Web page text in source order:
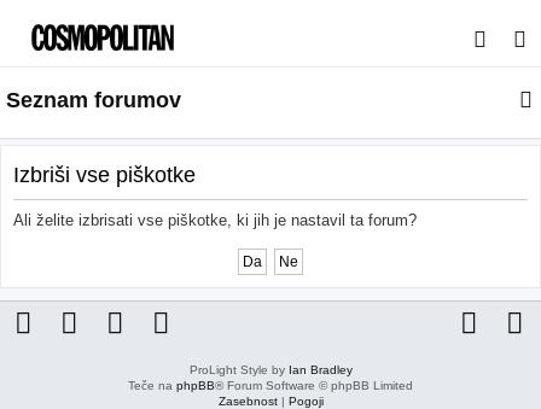
s
a
j
Seznam forumov
Izbriši vse piškotke
Ali želite izbrisati vse piškotke, ki jih je nastavil ta forum?
ProLight Style by Ian Bradley
Teče na phpBB® Forum Software © phpBB Limited
Zasebnost| Pogoji